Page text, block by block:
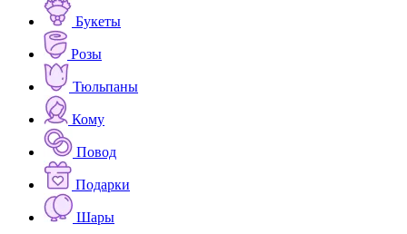
Букеты
Розы
Тюльпаны
Кому
Повод
Подарки
Шары